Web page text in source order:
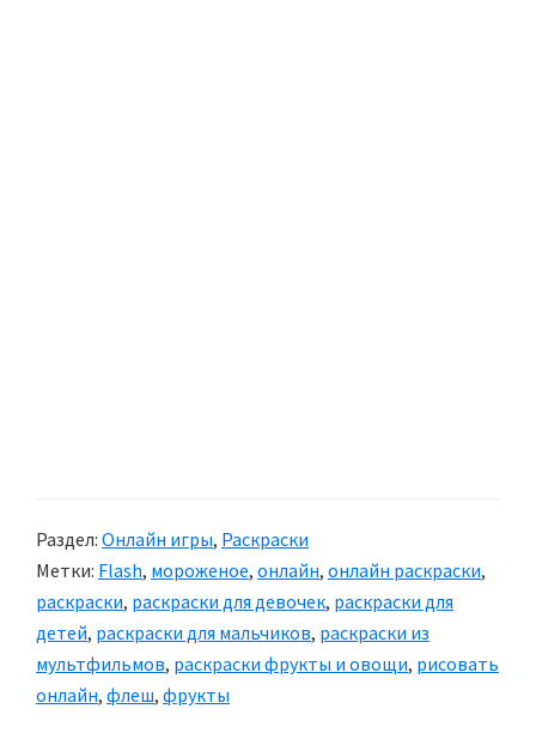
Раздел: Онлайн игры, Раскраски
Метки: Flash, мороженое, онлайн, онлайн раскраски,
раскраски, раскраски для девочек, раскраски для
детей, раскраски для мальчиков, раскраски из
мультфильмов, раскраски фрукты и овощи, рисовать
онлайн, флеш, фрукты